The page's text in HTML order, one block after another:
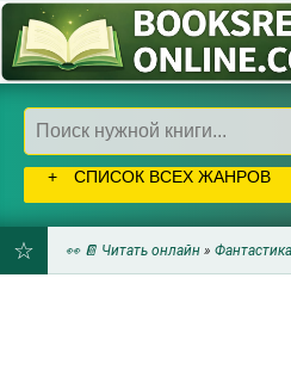
СПИСОК ВСЕХ ЖАНРОВ
👀 📔 Читать онлайн »